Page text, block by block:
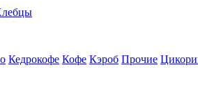
Кедрокофе Кофе Кэроб Прочие